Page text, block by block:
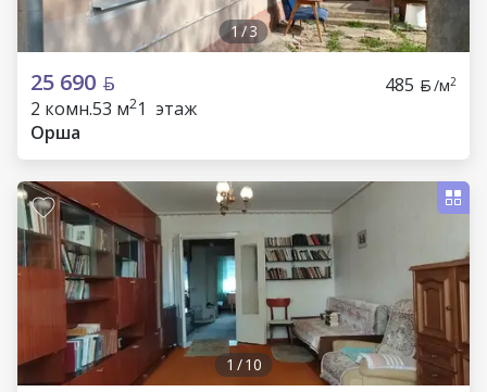
1/3
25 690 485 /м2
2 комн.53 м21 этаж
Орша
1 /10